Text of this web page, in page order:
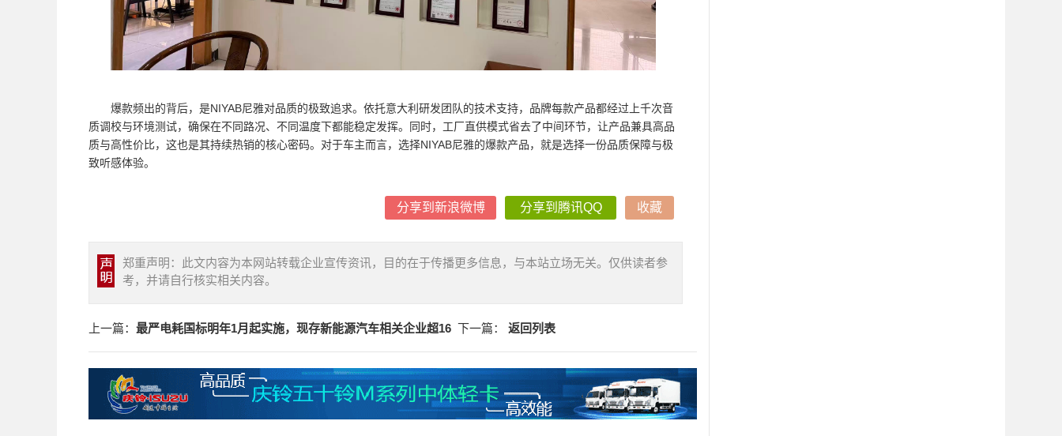
爆款频出的背后，是NIYAB尼雅对品质的极致追求。依托意大利研发团队的技术支持，品牌每款产品都经过上千次音
质调校与环境测试，确保在不同路况、不同温度下都能稳定发挥。同时，工厂直供模式省去了中间环节，让产品兼具高品
质与高性价比，这也是其持续热销的核心密码。对于车主而言，选择NIYAB尼雅的爆款产品，就是选择一份品质保障与极
致听感体验。
分享到新浪微博 分享到腾讯QQ 收藏
郑重声明：此文内容为本网站转载企业宣传资讯，目的在于传播更多信息，与本站立场无关。仅供读者参
考，并请自行核实相关内容。
上一篇： 最严电耗国标明年1月起实施，现存新能源汽车相关企业超16 下一篇： 返回列表